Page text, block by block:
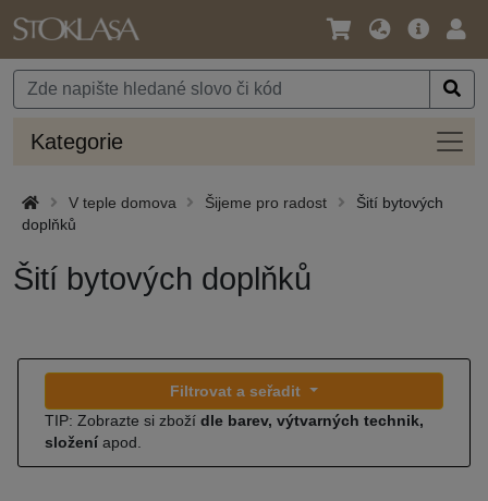
Jazyk
Měna
Hlavní
Kategorie
V teple domova Šijeme pro radost
Šití bytových
doplňků
Šití bytových doplňků
Filtrovat a seřadit
TIP: Zobrazte si zboží dle barev, výtvarných technik,
složení apod.